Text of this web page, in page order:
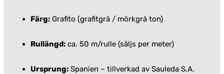
Färg:Grafito (grafitgrå / mörkgrå ton)
Rullängd:ca. 50 m/rulle (säljs per meter)
Ursprung:Spanien – tillverkad av Sauleda S.A.